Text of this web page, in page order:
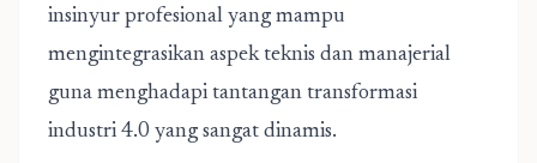
insinyur profesional yang mampu
mengintegrasikan aspek teknis dan manajerial
guna menghadapi tantangan transformasi
industri 4.0 yang sangat dinamis.